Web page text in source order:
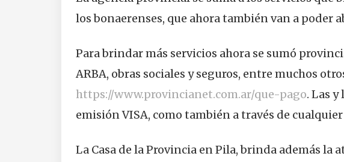
los bonaerenses, que ahora también van a poder
Para brindar más servicios ahora se sumó
ARBA, obras sociales y seguros, entre muchos
https://www.provincianet.com.ar/que-pago. Las
emisión VISA, como también a través de
La Casa de la Provincia en Pila, brinda además